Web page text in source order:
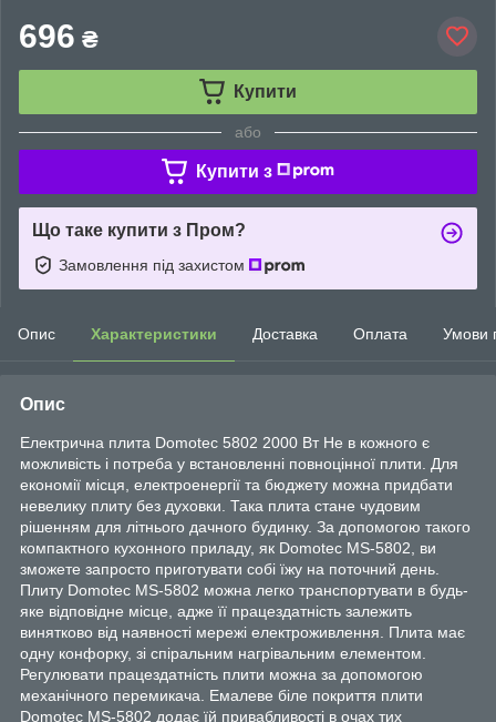
696 ₴
Купити
або
Купити з
Що таке купити з Пром?
Замовлення під захистом
Опис Характеристики Доставка Оплата Умови
Опис
Електрична плита Domotec 5802 2000 Вт Не в кожного є
можливість і потреба у встановленні повноцінної плити. Для
економії місця, електроенергії та бюджету можна придбати
невелику плиту без духовки. Така плита стане чудовим
рішенням для літнього дачного будинку. За допомогою такого
компактного кухонного приладу, як Domotec MS-5802, ви
зможете запросто приготувати собі їжу на поточний день.
Плиту Domotec MS-5802 можна легко транспортувати в будь-
яке відповідне місце, адже її працездатність залежить
винятково від наявності мережі електроживлення. Плита має
одну конфорку, зі спіральним нагрівальним елементом.
Регулювати працездатність плити можна за допомогою
механічного перемикача. Емалеве біле покриття плити
Domotec MS-5802 додає їй привабливості в очах тих